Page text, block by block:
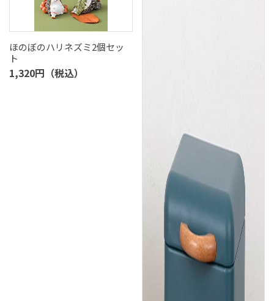
ほのぼのハリネズミ2個セッ
ト
1,320円（税込）